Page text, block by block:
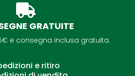
GRATUITE
e consegna inclusa gratuita.
e ritiro